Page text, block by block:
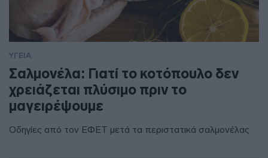
ΥΓΕΙΑ
Σαλμονέλα: Γιατί το κοτόπουλο δεν
χρειάζεται πλύσιμο πριν το
μαγειρέψουμε
Οδηγίες από τον ΕΦΕΤ μετά τα περιστατικά σαλμονέλας